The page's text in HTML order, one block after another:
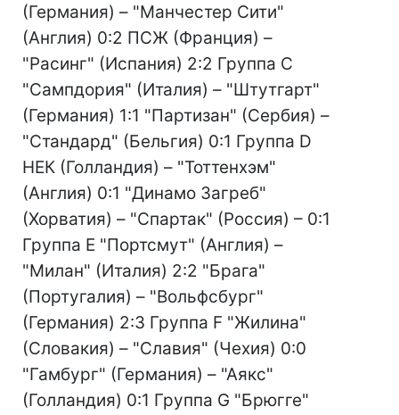
(Германия) – "Манчестер Сити"
(Англия) 0:2 ПСЖ (Франция) –
"Расинг" (Испания) 2:2 Группа C
"Сампдория" (Италия) – "Штутгарт"
(Германия) 1:1 "Партизан" (Сербия) –
"Стандард" (Бельгия) 0:1 Группа D
НЕК (Голландия) – "Тоттенхэм"
(Англия) 0:1 "Динамо Загреб"
(Хорватия) – "Спартак" (Россия) – 0:1
Группа E "Портсмут" (Англия) –
"Милан" (Италия) 2:2 "Брага"
(Португалия) – "Вольфсбург"
(Германия) 2:3 Группа F "Жилина"
(Словакия) – "Славия" (Чехия) 0:0
"Гамбург" (Германия) – "Аякс"
(Голландия) 0:1 Группа G "Брюгге"